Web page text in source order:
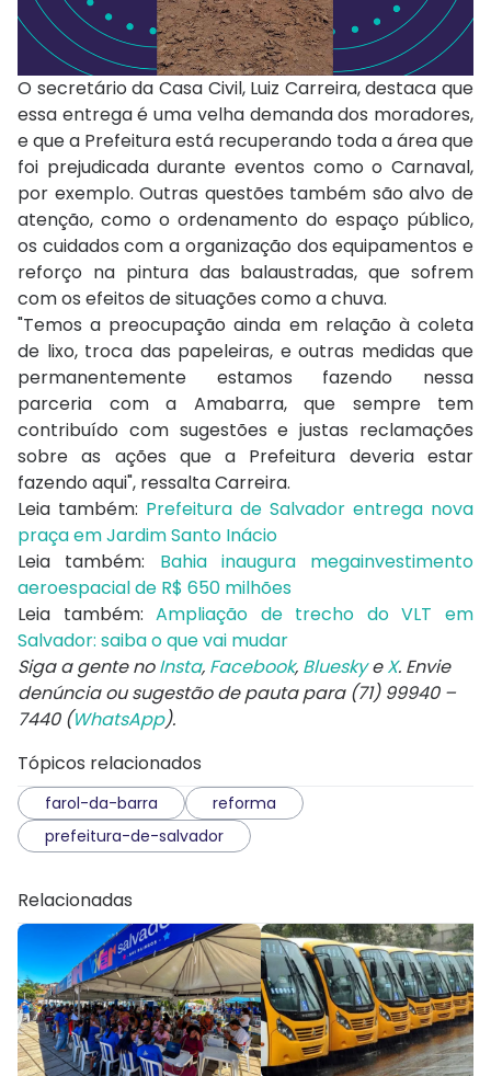
O secretário da Casa Civil, Luiz Carreira, destaca que
essa entrega é uma velha demanda dos moradores,
e que a Prefeitura está recuperando toda a área que
foi prejudicada durante eventos como o Carnaval,
por exemplo. Outras questões também são alvo de
atenção, como o ordenamento do espaço público,
os cuidados com a organização dos equipamentos e
reforço na pintura das balaustradas, que sofrem
com os efeitos de situações como a chuva.
"Temos a preocupação ainda em relação à coleta
de lixo, troca das papeleiras, e outras medidas que
permanentemente estamos fazendo nessa
parceria com a Amabarra, que sempre tem
contribuído com sugestões e justas reclamações
sobre as ações que a Prefeitura deveria estar
fazendo aqui", ressalta Carreira.
Leia também: Prefeitura de Salvador entrega nova
praça em Jardim Santo Inácio
Leia também: Bahia inaugura megainvestimento
aeroespacial de R$ 650 milhões
Leia também:Ampliação de trecho do VLT em
Salvador: saiba o que vai mudar
Siga a gente noInsta, Facebook, BlueskyeX. Envie
denúncia ou sugestão de pauta para (71) 99940 –
7440 (WhatsApp).
Tópicos relacionados
farol-da-barra
reforma
prefeitura-de-salvador
Relacionadas